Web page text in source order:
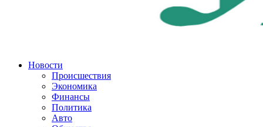
Новости
Происшествия
Экономика
Финансы
Политика
Авто